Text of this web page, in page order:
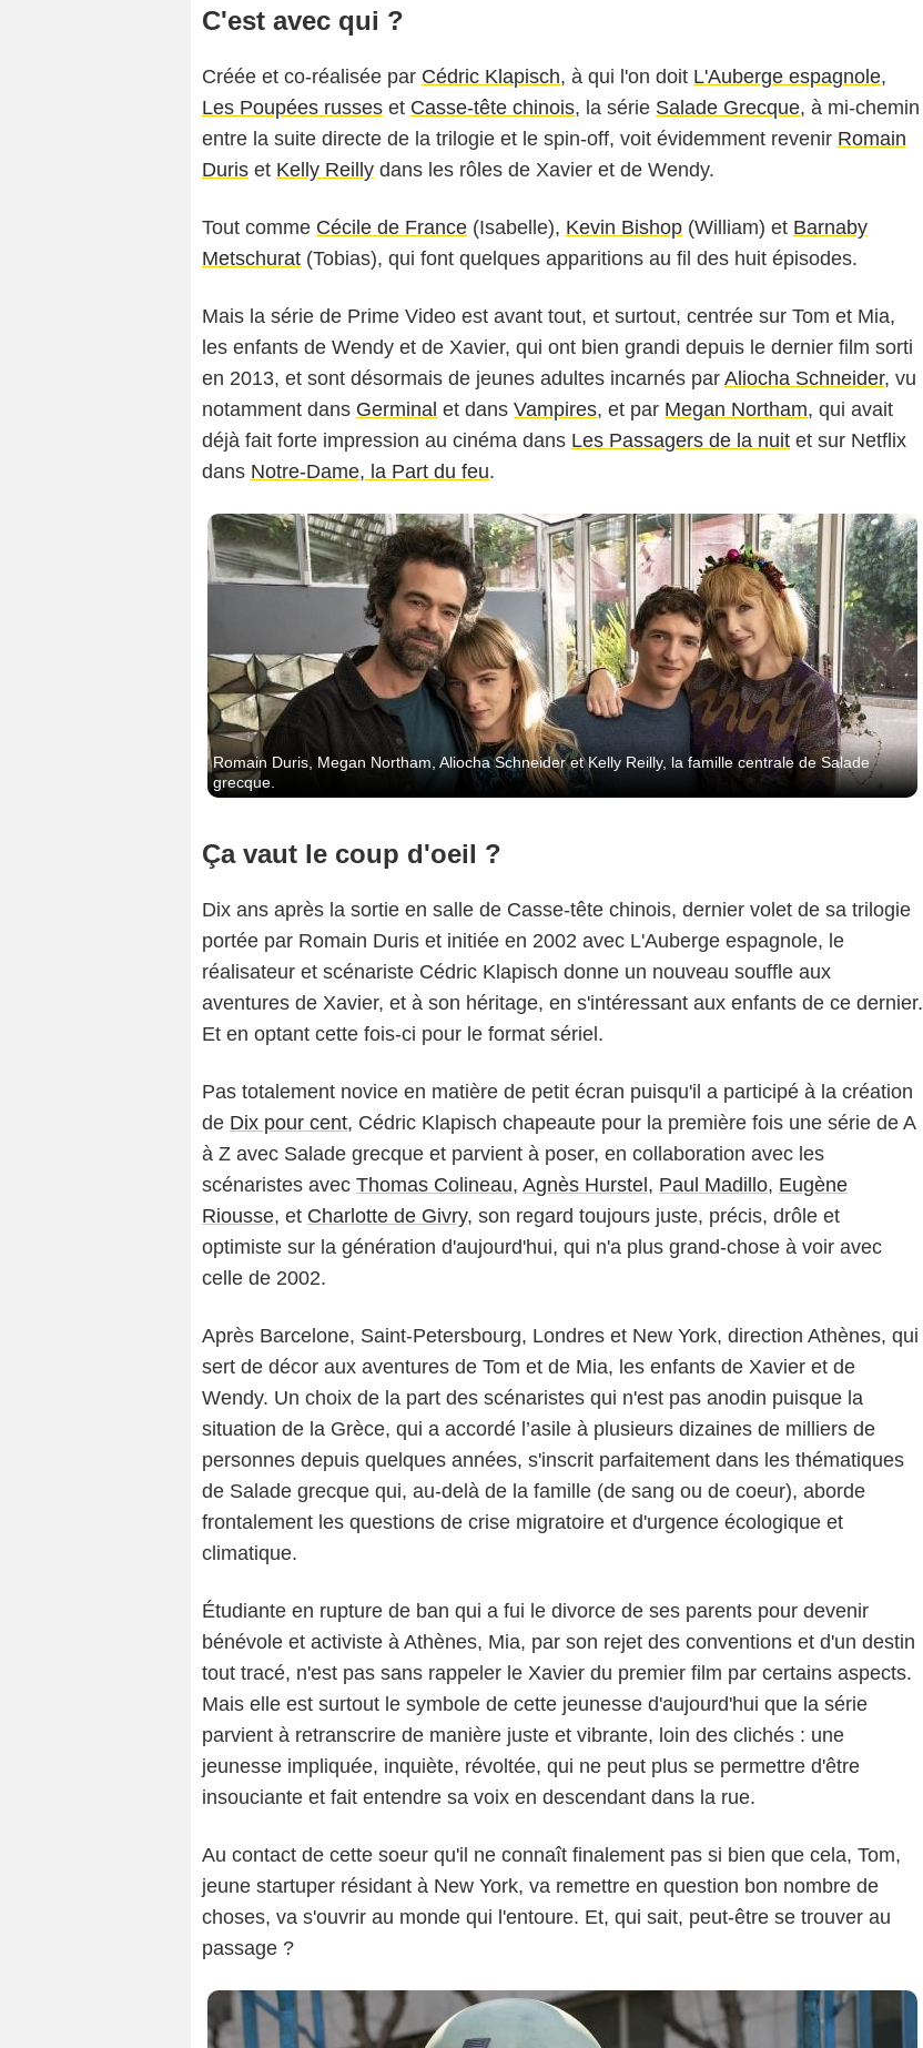
C'est avec qui ?
Créée et co-réalisée par Cédric Klapisch, à qui l'on doit L'Auberge espagnole,
Les Poupées russes et Casse-tête chinois, la série Salade Grecque, à mi-chemin
entre la suite directe de la trilogie et le spin-off, voit évidemment revenir Romain
Duris et Kelly Reilly dans les rôles de Xavier et de Wendy.
Tout comme Cécile de France (Isabelle), Kevin Bishop (William) et Barnaby
Metschurat (Tobias), qui font quelques apparitions au fil des huit épisodes.
Mais la série de Prime Video est avant tout, et surtout, centrée sur Tom et Mia,
les enfants de Wendy et de Xavier, qui ont bien grandi depuis le dernier film sorti
en 2013, et sont désormais de jeunes adultes incarnés par Aliocha Schneider, vu
notamment dans Germinal et dans Vampires, et par Megan Northam, qui avait
déjà fait forte impression au cinéma dans Les Passagers de la nuit et sur Netflix
dans Notre-Dame, la Part du feu.
Jérôme Plon
Romain Duris, Megan Northam, Aliocha Schneider et Kelly Reilly, la famille centrale de Salade
grecque.
Ça vaut le coup d'oeil ?
Dix ans après la sortie en salle de Casse-tête chinois, dernier volet de sa trilogie
portée par Romain Duris et initiée en 2002 avec L'Auberge espagnole, le
réalisateur et scénariste Cédric Klapisch donne un nouveau souffle aux
aventures de Xavier, et à son héritage, en s'intéressant aux enfants de ce dernier.
Et en optant cette fois-ci pour le format sériel.
Pas totalement novice en matière de petit écran puisqu'il a participé à la création
de Dix pour cent, Cédric Klapisch chapeaute pour la première fois une série de A
à Z avec Salade grecque et parvient à poser, en collaboration avec les
scénaristes avec Thomas Colineau, Agnès Hurstel , Paul Madillo, Eugène
Riousse, et Charlotte de Givry, son regard toujours juste, précis, drôle et
optimiste sur la génération d'aujourd'hui, qui n'a plus grand-chose à voir avec
celle de 2002.
Après Barcelone, Saint-Petersbourg, Londres et New York, direction Athènes, qui
sert de décor aux aventures de Tom et de Mia, les enfants de Xavier et de
Wendy. Un choix de la part des scénaristes qui n'est pas anodin puisque la
situation de la Grèce, qui a accordé l’asile à plusieurs dizaines de milliers de
personnes depuis quelques années, s'inscrit parfaitement dans les thématiques
de Salade grecque qui, au-delà de la famille (de sang ou de coeur), aborde
frontalement les questions de crise migratoire et d'urgence écologique et
climatique.
Étudiante en rupture de ban qui a fui le divorce de ses parents pour devenir
bénévole et activiste à Athènes, Mia, par son rejet des conventions et d'un destin
tout tracé, n'est pas sans rappeler le Xavier du premier film par certains aspects.
Mais elle est surtout le symbole de cette jeunesse d'aujourd'hui que la série
parvient à retranscrire de manière juste et vibrante, loin des clichés : une
jeunesse impliquée, inquiète, révoltée, qui ne peut plus se permettre d'être
insouciante et fait entendre sa voix en descendant dans la rue.
Au contact de cette soeur qu'il ne connaît finalement pas si bien que cela, Tom,
jeune startuper résidant à New York, va remettre en question bon nombre de
choses, va s'ouvrir au monde qui l'entoure. Et, qui sait, peut-être se trouver au
passage ?
Jérôme Plon